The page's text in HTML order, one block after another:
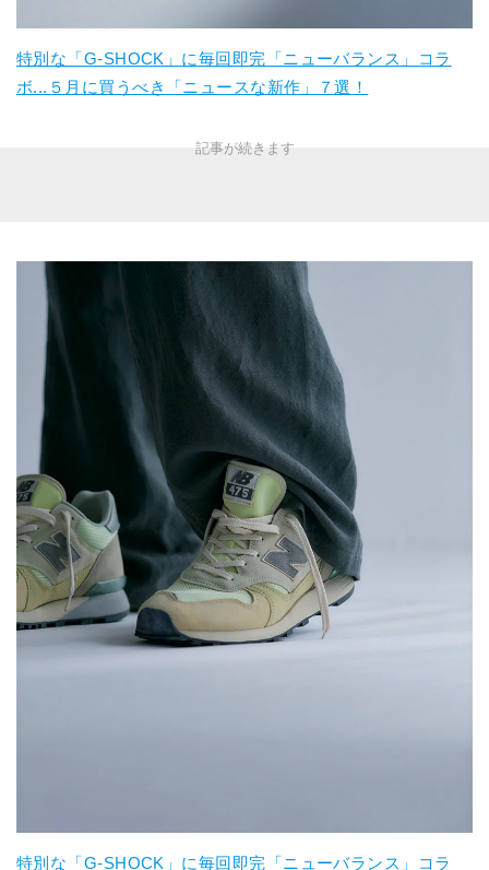
特別な「G-SHOCK」に毎回即完「ニューバランス」コラ
ボ...５月に買うべき「ニュースな新作」７選！
特別な「G-SHOCK」に毎回即完「ニューバランス」コラ